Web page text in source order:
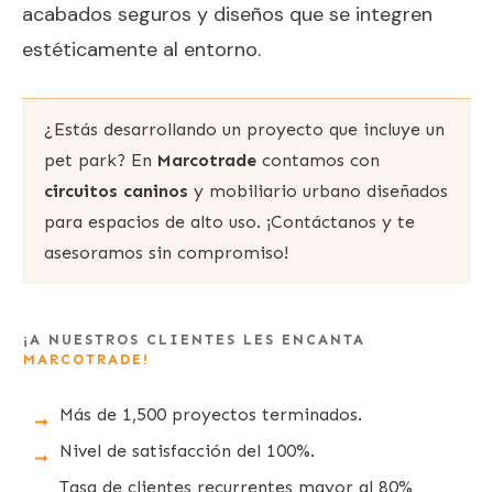
acabados seguros y diseños que se integren
estéticamente al entorno.
¿Estás desarrollando un proyecto que incluye un
pet park? En Marcotrade contamos con
circuitos caninos y mobiliario urbano diseñados
para espacios de alto uso. ¡Contáctanos y te
asesoramos sin compromiso!
¡A NUESTROS CLIENTES LES ENCANTA
MARCOTRADE!
Más de 1,500 proyectos terminados.
Nivel de satisfacción del 100%.
Tasa de clientes recurrentes mayor al 80%